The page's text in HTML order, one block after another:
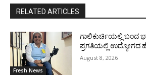
RELATED ARTICLES
Fresh News
ಗಾಲಿಕುರ್ಚಿಯಲ್ಲಿ ಬಂದ
ಪ್ರಗತಿಯಲ್ಲಿ ಉದ್ಯೋಗದ
August 8, 2026